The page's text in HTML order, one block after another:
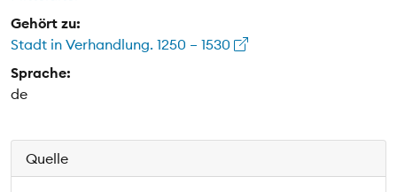
Gehört zu:
Stadt in Verhandlung. 1250 – 1530
Sprache:
de
Quelle